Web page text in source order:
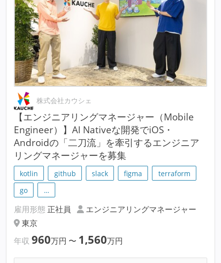
株式会社カウシェ
【エンジニアリングマネージャー（Mobile
Engineer）】AI Nativeな開発でiOS・
Androidの「二刀流」を牽引するエンジニア
リングマネージャーを募集
kotlin github slack figma
terraform
go
…
雇用形態 正社員
エンジニアリングマネージャー
東京
年収 960万円 〜 1,560万円